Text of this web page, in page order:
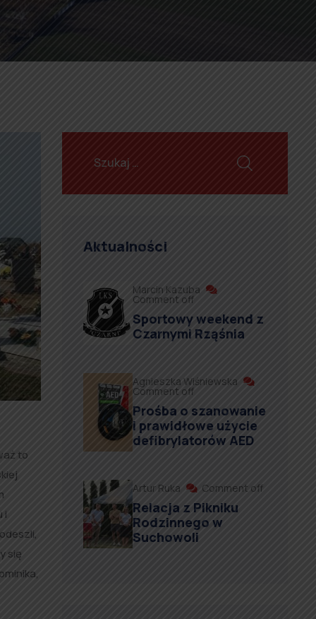
to
i
się
Aktualności
Marcin Kazuba
Comment off
Sportowy weekend z
Czarnymi Rząśnia
Agnieszka Wiśniewska
Comment off
Prośba o szanowanie
i prawidłowe użycie
defibrylatorów AED
Artur Ruka Comment off
Relacja z Pikniku
Rodzinnego w
Suchowoli